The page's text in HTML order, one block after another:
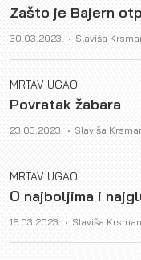
Zašto je Bajern
30.03.2023. Author
Slaviša
MRTAV UGAO
Povratak žabara
23.03.2023. Author
Slaviša
MRTAV UGAO
O najboljima i
16.03.2023. Author
Slaviša